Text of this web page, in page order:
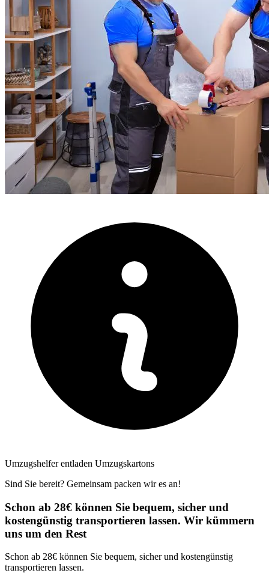
Umzugshelfer entladen Umzugskartons
Sind Sie bereit? Gemeinsam packen wir es an!
Schon ab 28€ können Sie bequem, sicher und
kostengünstig transportieren lassen. Wir kümmern
uns um den Rest
Schon ab 28€ können Sie bequem, sicher und kostengünstig
transportieren lassen.